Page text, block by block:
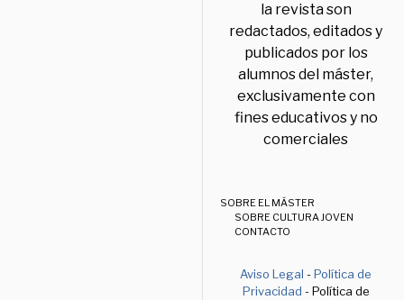
la revista son
redactados, editados y
publicados por los
alumnos del máster,
exclusivamente con
fines educativos y no
comerciales
SOBRE EL MÁSTER
SOBRE CULTURA JOVEN
CONTACTO
Aviso Legal -Política de
Privacidad - Política de